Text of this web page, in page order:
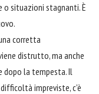
o situazioni stagnanti. È
corretta
distrutto, ma anche
dopo la tempesta. Il
impreviste, c'è